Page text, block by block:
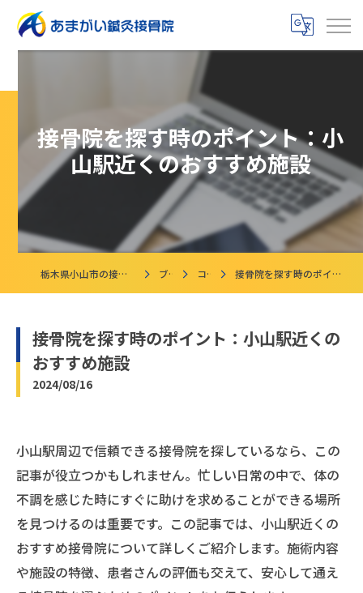
接骨院を探す時のポイント：小
山駅近くのおすすめ施設
栃木県小山市の接骨院ならあまがい鍼灸接骨院 ブログ コラム 接骨院を探す時のポイント：小山駅近くのおすすめ施設
接骨院を探す時のポイント：小山駅近くの
おすすめ施設
2024/08/16
小山駅周辺で信頼できる接骨院を探しているなら、この
記事が役立つかもしれません。忙しい日常の中で、体の
不調を感じた時にすぐに助けを求めることができる場所
を見つけるのは重要です。この記事では、小山駅近くの
おすすめ接骨院について詳しくご紹介します。施術内容
や施設の特徴、患者さんの評価も交えて、安心して通え